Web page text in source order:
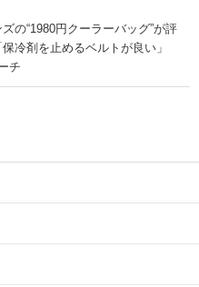
の“1980円クーラーバッグ”が評
冷剤を止めるベルトが良い」
チ